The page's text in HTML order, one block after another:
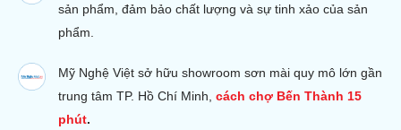
sản phẩm, đảm bảo chất lượng và sự tinh xảo của sản
phẩm.
Mỹ Nghệ Việt sở hữu showroom sơn mài quy mô lớn gần
trung tâm TP. Hồ Chí Minh,cách chợ Bến Thành 15
phút.